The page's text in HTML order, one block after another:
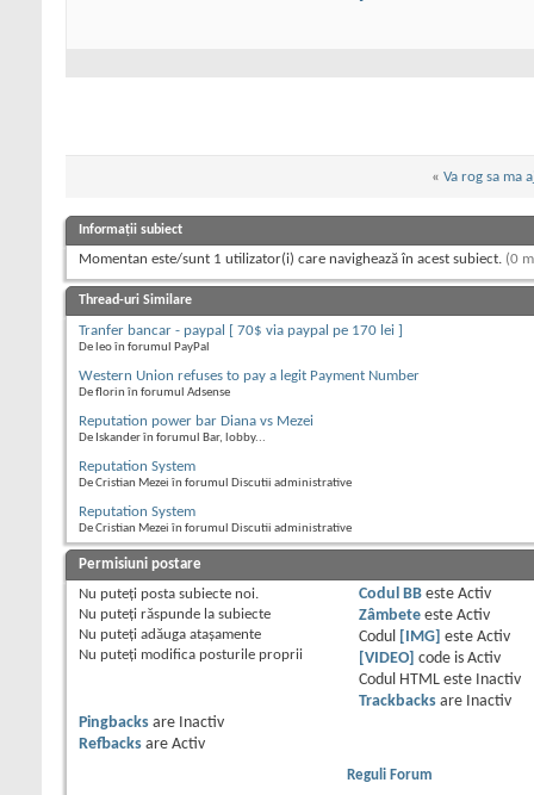
« Va rog sa ma
Informații subiect
Momentan este/sunt 1 utilizator(i) care navighează în acest subiect. (0
Thread-uri Similare
Tranfer bancar - paypal [ 70$ via paypal pe 170 lei ]
De leo în forumul PayPal
Western Union refuses to pay a legit Payment Number
De florin în forumul Adsense
Reputation power bar Diana vs Mezei
De Iskander în forumul Bar, lobby...
Reputation System
De Cristian Mezei în forumul Discutii administrative
Reputation System
De Cristian Mezei în forumul Discutii administrative
Permisiuni postare
Nu puteţi posta subiecte noi.
Nu puteţi răspunde la subiecte
Nu puteţi adăuga ataşamente
Nu puteţi modifica posturile proprii
Codul BBeste Activ
Zâmbeteeste Activ
Codul
[IMG] este Activ
[VIDEO] code is Activ
Codul HTML este
Inactiv
Trackbacksare
Inactiv
Pingbacks are
Inactiv
Refbacks are Activ
Reguli Forum